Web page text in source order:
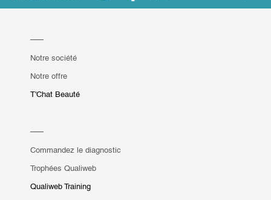
Notre société
Notre offre
T'Chat Beauté
Commandez le diagnostic
Trophées Qualiweb
Qualiweb Training